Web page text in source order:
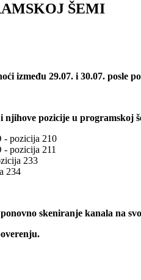
ŠEMI
između 29.07. i 30.07.
njihove pozicije u programskoj
- pozicija 210
- pozicija 211
233
234
skeniranje kanala na